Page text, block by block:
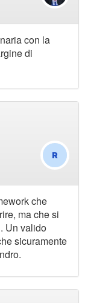
con la
di
che
ma che si
Un valido
sicuramente